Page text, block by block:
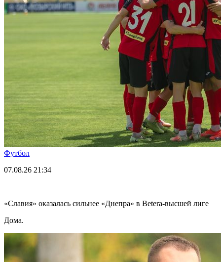
Футбол
07.08.26 21:34
«Славия» оказалась сильнее «Днепра» в Betera-высшей лиге
Дома.